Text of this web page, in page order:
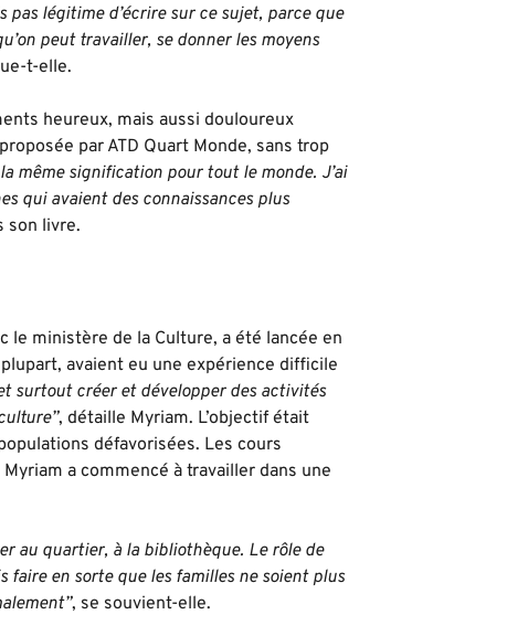
pas légitime d’écrire sur ce sujet, parce que
peut travailler, se donner les moyens
t-elle.
heureux, mais aussi douloureux
proposée par ATD Quart Monde, sans trop
même signification pour tout le monde. J’ai
qui avaient des connaissances plus
son livre.
le ministère de la Culture, a été lancée en
avaient eu une expérience difficile
surtout créer et développer des activités
, détaille Myriam. L’objectif était
défavorisées. Les cours
a commencé à travailler dans une
au quartier, à la bibliothèque. Le rôle de
faire en sorte que les familles ne soient plus
, se souvient-elle.